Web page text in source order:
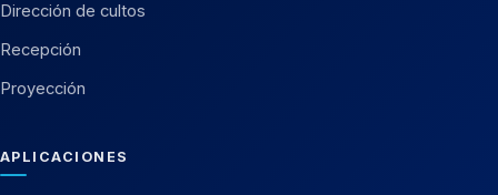
Dirección de cultos
Recepción
Proyección
APLICACIONES